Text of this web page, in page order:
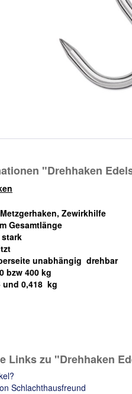
"Drehhaken
Zewirkhilfe
Gesamtlänge
unabhängig drehbar
bzw 400 kg
und 0,418 kg
Links zu "Drehhaken
Schlachthausfreund